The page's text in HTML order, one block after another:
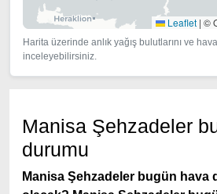
Leaflet | ©
Harita üzerinde anlık yağış bulutlarını ve
inceleyebilirsiniz.
Manisa Şehzadeler
durumu
Manisa Şehzadeler bugün hava